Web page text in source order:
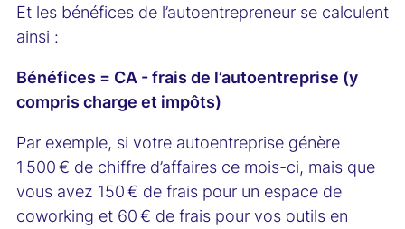
Et les bénéfices de l’autoentrepreneur se calculent
ainsi :
Bénéfices = CA - frais de l’autoentreprise (y
compris charge et impôts)
Par exemple, si votre autoentreprise génère
1 500 € de chiffre d’affaires ce mois-ci, mais que
vous avez 150 € de frais pour un espace de
coworking et 60 € de frais pour vos outils en